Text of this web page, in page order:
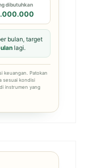
dibutuhkan
bulan, target
lagi.
keuangan. Patokan
sesuai kondisi
instrumen yang